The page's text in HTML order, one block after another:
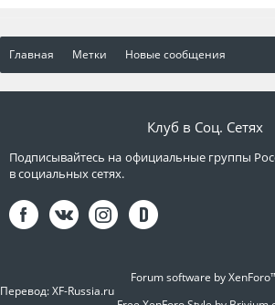
Главная Метки Новые сообщения
Клуб в Соц. Сетях
Подписывайтесь на официальные группы
в социальных сетях.
Forum software by
Перевод:XF-Russia.ru